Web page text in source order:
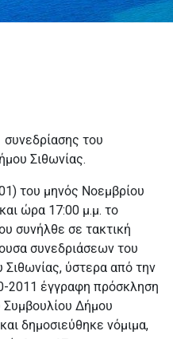
του
Σιθωνίας.
του μηνός Νοεμβρίου
ώρα 17:00 μ.μ. το
συνήλθε σε τακτική
συνεδριάσεων του
ύστερα από την
2011 έγγραφη πρόσκληση
Δήμου
δημοσιεύθηκε νόμιμα,